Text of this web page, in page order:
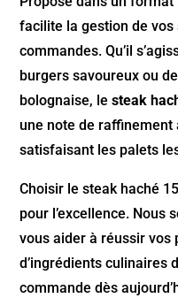
facilite la gestion de
commandes. Qu’il
burgers savoureux ou
bolognaise, lesteak
une note de
satisfaisant les palets
Choisir le steak haché
pour l’excellence. Nous
vous aider à réussir vos
d’ingrédients culinaires
commande dès